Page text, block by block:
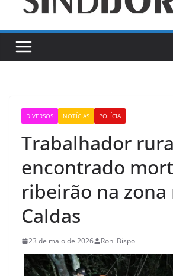
DIVERSOS NOTÍCIAS POLÍCIA
Trabalhador
encontrado
ribeirão na
Caldas
23 de maio de 2026 Roni Bispo